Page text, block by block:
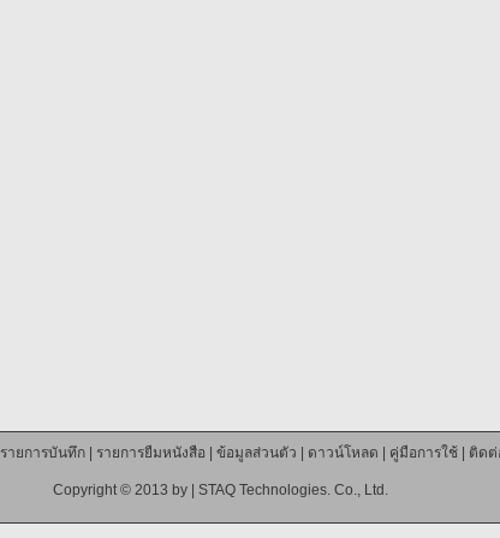
รายการบันทึก| รายการยืมหนังสือ ข้อมูลส่วนตัว ดาวน์โหลด คู่มือการใช้| ติดต่
Copyright © 2013 by | STAQ Technologies. Co., Ltd.